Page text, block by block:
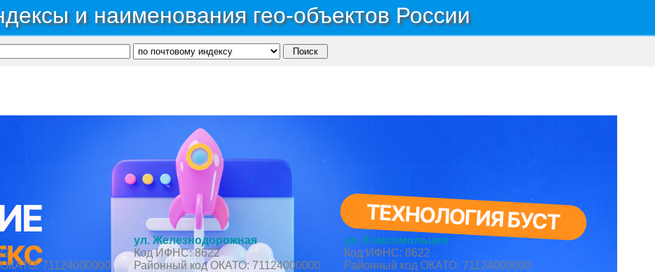
и наименования гео-объектов России
Автономный округ Ханты-Мансийский Автономный округ - Югра
71124000000
ул. Железнодорожная
Код ИФНС: 8622
Районный код ОКАТО: 71124000000
ул. Комсомольцев
Код ИФНС: 8622
Районный код ОКАТО: 71124000000